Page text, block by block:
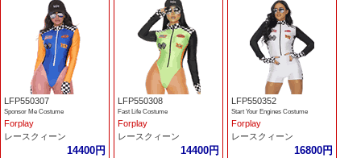
LFP550307
Sponsor Me Costume
Forplay
レースクィーン
14400円
LFP550308
Fast Life Costume
Forplay
レースクィーン
14400円
LFP550352
Start Your Engines Costume
Forplay
レースクィーン
16800円